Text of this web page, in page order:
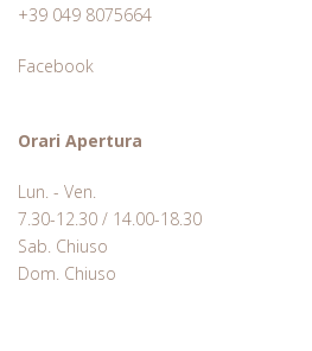
+39 049 8075664
Facebook
Orari Apertura
Lun. - Ven.
7.30-12.30 / 14.00-18.30
Sab. Chiuso
Dom. Chiuso